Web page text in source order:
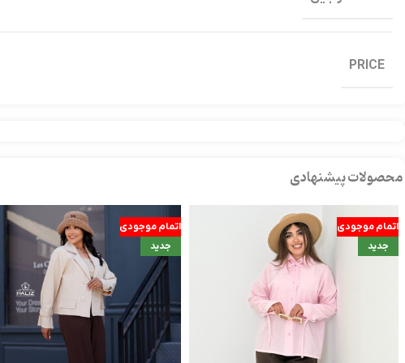
PRICE
محصولات پیشنهادی
اتمام موجودی
جدید
اتمام موجودی
جدید